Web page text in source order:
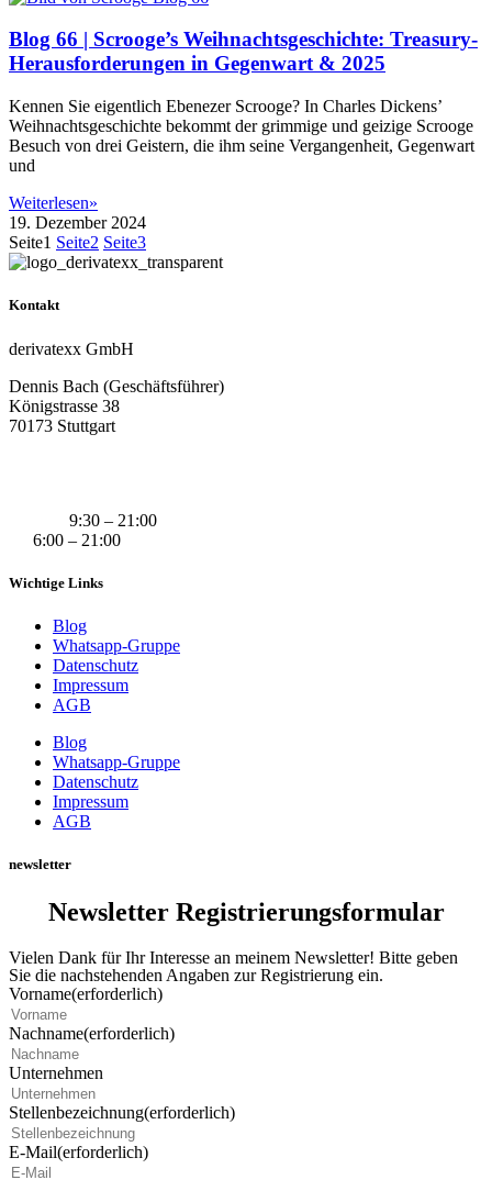
Blog 66 | Scrooge’s Weihnachtsgeschichte: Treasury-
Herausforderungen in Gegenwart & 2025
Kennen Sie eigentlich Ebenezer Scrooge? In Charles Dickens’
Weihnachtsgeschichte bekommt der grimmige und geizige Scrooge
Besuch von drei Geistern, die ihm seine Vergangenheit, Gegenwart
und
Weiterlesen»
19. Dezember 2024
Seite1 Seite2 Seite3
Kontakt
derivatexx GmbH
Dennis Bach (Geschäftsführer)
Königstrasse 38
70173 Stuttgart
9:30 – 21:00
6:00 – 21:00
Wichtige Links
Blog
Whatsapp-Gruppe
Datenschutz
Impressum
AGB
Blog
Whatsapp-Gruppe
Datenschutz
Impressum
AGB
newsletter
Newsletter Registrierungsformular
Vielen Dank für Ihr Interesse an meinem Newsletter! Bitte geben
Sie die nachstehenden Angaben zur Registrierung ein.
Vorname(erforderlich)
Nachname(erforderlich)
Unternehmen
Stellenbezeichnung(erforderlich)
E-Mail(erforderlich)